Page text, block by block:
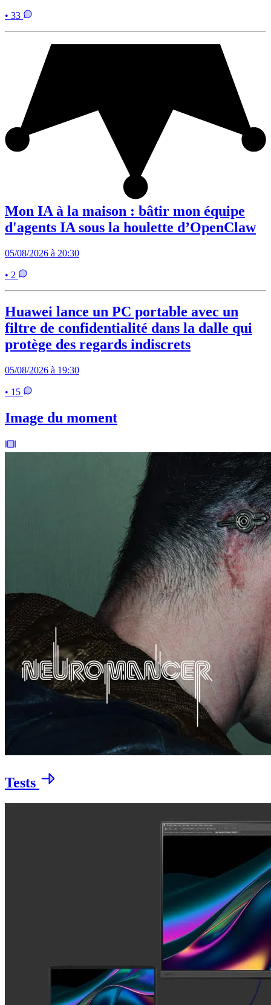
• 33
Mon IA à la maison : bâtir mon équipe
d'agents IA sous la houlette d’OpenClaw
05/08/2026 à 20:30
• 2
Huawei lance un PC portable avec un
filtre de confidentialité dans la dalle qui
protège des regards indiscrets
05/08/2026 à 19:30
• 15
Image du moment
Tests